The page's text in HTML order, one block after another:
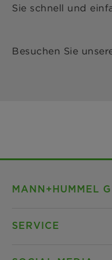
Sie schnell und
Besuchen Sie
MANN+HUMMEL
SERVICE